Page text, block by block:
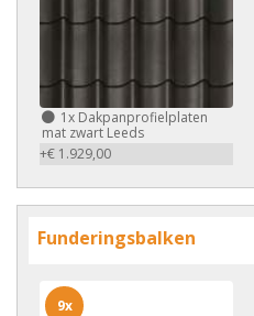
1x Dakpanprofielplaten
mat zwart Leeds
+€ 1.929,00
Funderingsbalken
9x